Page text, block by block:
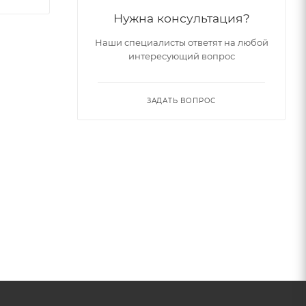
Нужна консультация?
Наши специалисты ответят на любой
интересующий вопрос
ЗАДАТЬ ВОПРОС